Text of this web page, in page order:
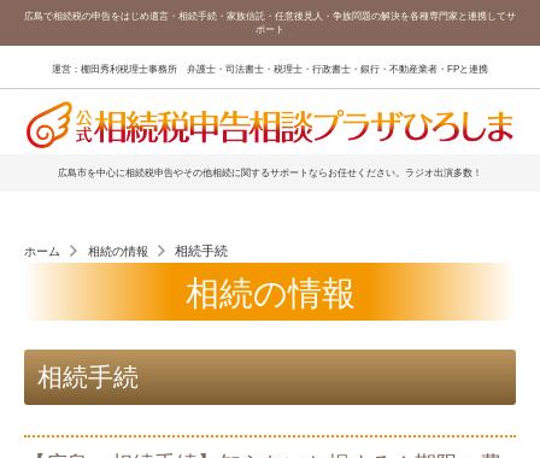
広島で相続税の申告をはじめ遺言・相続手続・家族信託・任意後見人・争族問題の解決を各種専門家と連携してサ
ポート
運営：棚田秀利税理士事務所 弁護士・司法書士・税理士・行政書士・銀行・不動産業者・FPと連携
広島市を中心に相続税申告やその他相続に関するサポートならお任せください。ラジオ出演多数！
ホーム 相続の情報 相続手続
相続の情報
相続手続